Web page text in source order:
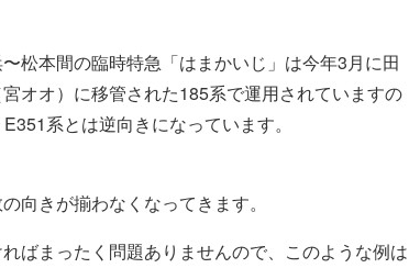
松本間の臨時特急「はまかいじ」は今年3月に田
オオ）に移管された185系で運用されていますの
系とは逆向きになっています。
向きが揃わなくなってきます。
ばまったく問題ありませんので、このような例は